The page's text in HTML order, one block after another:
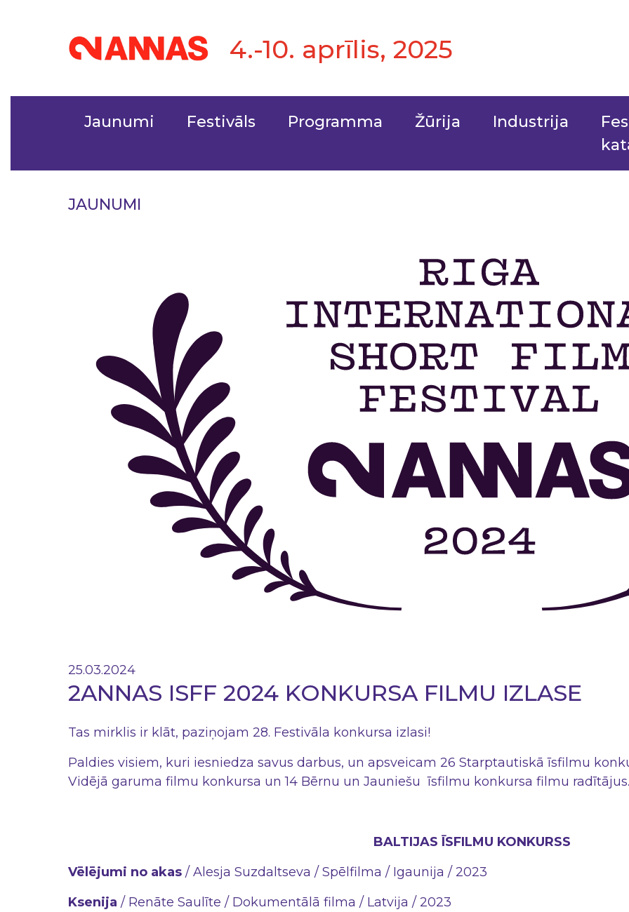
4.-10. aprīlis, 2025
Jaunumi Festivāls Programma Žūrija Industrija
JAUNUMI
25.03.2024
2ANNAS ISFF 2024 KONKURSA FILMU IZLASE
Tas mirklis ir klāt, paziņojam 28. Festivāla konkursa izlasi!
Paldies visiem, kuri iesniedza savus darbus, un apsveicam 26 Starptautiskā īsfilmu
Vidējā garuma filmu konkursa un 14 Bērnu un Jauniešu īsfilmu konkursa filmu radītājus.
BALTIJAS ĪSFILMU KONKURSS
Vēlējumi no akas / Alesja Suzdaltseva / Spēlfilma / Igaunija / 2023
Ksenija / Renāte Saulīte / Dokumentālā filma / Latvija / 2023